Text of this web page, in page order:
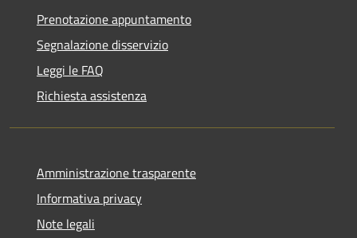
Prenotazione appuntamento
Segnalazione disservizio
Leggi le FAQ
Richiesta assistenza
Amministrazione trasparente
Informativa privacy
Note legali